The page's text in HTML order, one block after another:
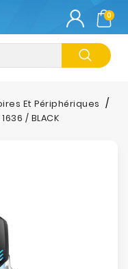
0
Et Périphériques
/ BLACK